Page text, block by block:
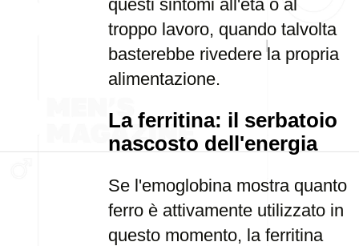
questi sintomi all'età o al
troppo lavoro, quando talvolta
basterebbe rivedere la propria
alimentazione.
La ferritina: il serbatoio
nascosto dell'energia
Se l'emoglobina mostra quanto
ferro è attivamente utilizzato in
questo momento, la ferritina